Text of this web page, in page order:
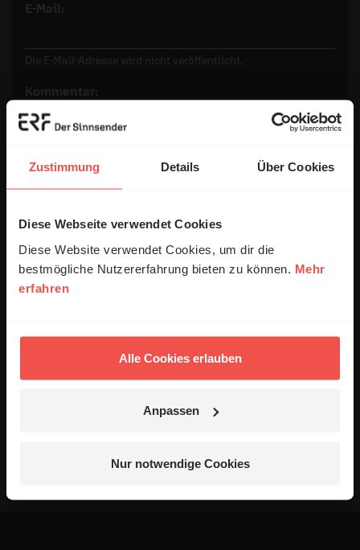
Zustimmung Details Über Cookies
Diese Webseite verwendet Cookies
Diese Website verwendet Cookies, um dir die
bestmögliche Nutzererfahrung bieten zu können. Mehr
erfahren
Alle Cookies erlauben
Anpassen
Nur notwendige Cookies
E-Mail:
Die E-Mail-Adresse wird nicht veröffentlicht.
Kommentar:
Meinen Kommentar nicht öffentlich teilen.
anonymisiert erfasst und zum Zweck der
ausgewertet werden. Es erfolgt keine Weitergabe
Ihrer Daten an Dritte. Näheres siehe
Veröffentlichung besteht nicht. Bitte beachten Sie beim
Absenden